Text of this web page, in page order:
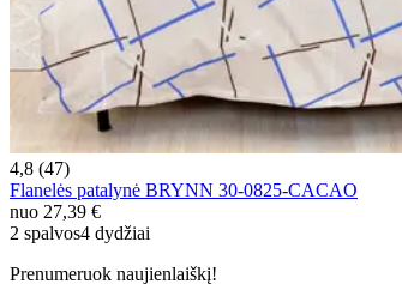
4,8 (47)
Flanelės patalynė BRYNN 30-0825-CACAO
nuo 27,39 €
2 spalvos4 dydžiai
Prenumeruok naujienlaiškį!